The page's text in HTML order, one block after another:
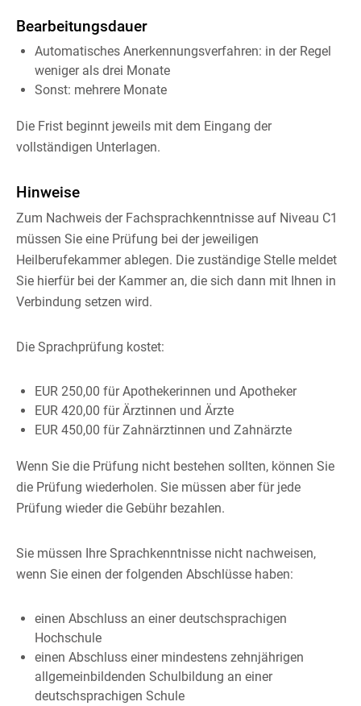
Bearbeitungsdauer
Automatisches Anerkennungsverfahren: in der Regel
weniger als drei Monate
Sonst: mehrere Monate
Die Frist beginnt jeweils mit dem Eingang der
vollständigen Unterlagen.
Hinweise
Zum Nachweis der Fachsprachkenntnisse auf Niveau C1
müssen Sie eine Prüfung bei der jeweiligen
Heilberufekammer ablegen. Die zuständige Stelle meldet
Sie hierfür bei der Kammer an, die sich dann mit Ihnen in
Verbindung setzen wird.
Die Sprachprüfung kostet:
EUR 250,00 für Apothekerinnen und Apotheker
EUR 420,00 für Ärztinnen und Ärzte
EUR 450,00 für Zahnärztinnen und Zahnärzte
Wenn Sie die Prüfung nicht bestehen sollten, können Sie
die Prüfung wiederholen. Sie müssen aber für jede
Prüfung wieder die Gebühr bezahlen.
Sie müssen Ihre Sprachkenntnisse nicht nachweisen,
wenn Sie einen der folgenden Abschlüsse haben:
einen Abschluss an einer deutschsprachigen
Hochschule
einen Abschluss einer mindestens zehnjährigen
allgemeinbildenden Schulbildung an einer
deutschsprachigen Schule